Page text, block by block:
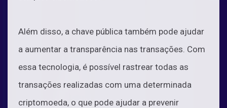
Além disso, a chave pública também pode ajudar
a aumentar a transparência nas transações. Com
essa tecnologia, é possível rastrear todas as
transações realizadas com uma determinada
criptomoeda, o que pode ajudar a prevenir